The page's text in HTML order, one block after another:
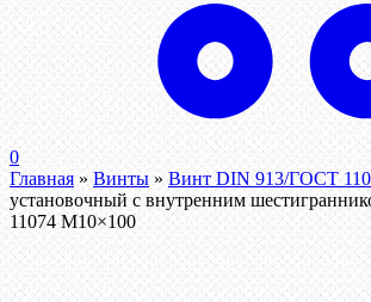
0
Главная » Винты » Винт DIN 913/ГОСТ
установочный с внутренним
11074 М10×100